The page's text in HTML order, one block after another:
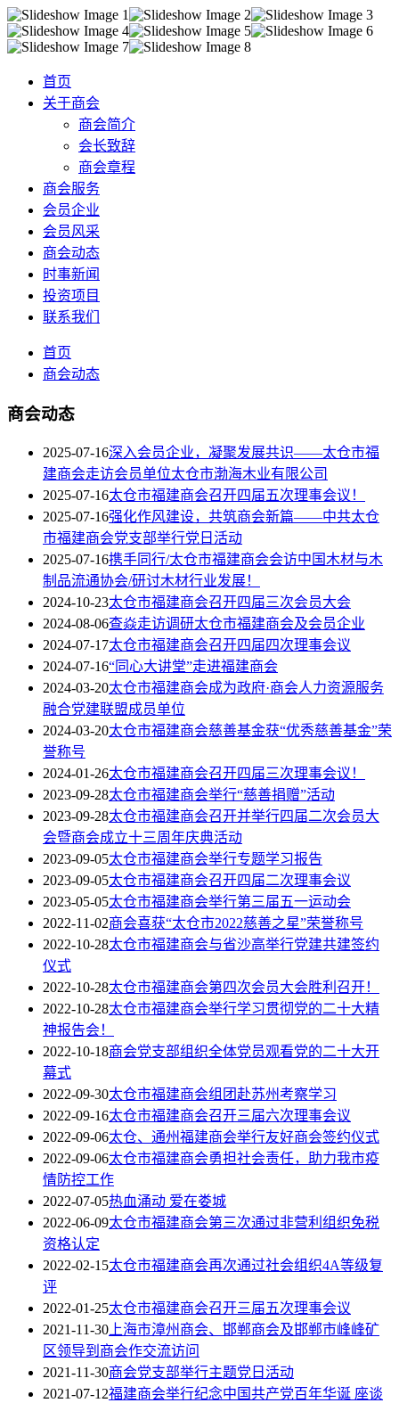
首页
关于商会
商会简介
会长致辞
商会章程
商会服务
会员企业
会员风采
商会动态
时事新闻
投资项目
联系我们
首页
商会动态
商会动态
2025-07-16深入会员企业，凝聚发展共识——太仓市福
建商会走访会员单位太仓市渤海木业有限公司
2025-07-16太仓市福建商会召开四届五次理事会议！
2025-07-16强化作风建设，共筑商会新篇——中共太仓
市福建商会党支部举行党日活动
2025-07-16携手同行/太仓市福建商会会访中国木材与木
制品流通协会/研讨木材行业发展！
2024-10-23太仓市福建商会召开四届三次会员大会
2024-08-06查焱走访调研太仓市福建商会及会员企业
2024-07-17太仓市福建商会召开四届四次理事会议
2024-07-16“同心大讲堂”走进福建商会
2024-03-20太仓市福建商会成为政府·商会人力资源服务
融合党建联盟成员单位
2024-03-20太仓市福建商会慈善基金获“优秀慈善基金”荣
誉称号
2024-01-26太仓市福建商会召开四届三次理事会议！
2023-09-28太仓市福建商会举行“慈善捐赠”活动
2023-09-28太仓市福建商会召开并举行四届二次会员大
会暨商会成立十三周年庆典活动
2023-09-05太仓市福建商会举行专题学习报告
2023-09-05太仓市福建商会召开四届二次理事会议
2023-05-05太仓市福建商会举行第三届五一运动会
2022-11-02商会喜获“太仓市2022慈善之星”荣誉称号
2022-10-28太仓市福建商会与省沙高举行党建共建签约
仪式
2022-10-28太仓市福建商会第四次会员大会胜利召开！
2022-10-28太仓市福建商会举行学习贯彻党的二十大精
神报告会！
2022-10-18商会党支部组织全体党员观看党的二十大开
幕式
2022-09-30太仓市福建商会组团赴苏州考察学习
2022-09-16太仓市福建商会召开三届六次理事会议
2022-09-06太仓、通州福建商会举行友好商会签约仪式
2022-09-06太仓市福建商会勇担社会责任，助力我市疫
情防控工作
2022-07-05热血涌动 爱在娄城
2022-06-09太仓市福建商会第三次通过非营利组织免税
资格认定
2022-02-15太仓市福建商会再次通过社会组织4A等级复
评
2022-01-25太仓市福建商会召开三届五次理事会议
2021-11-30上海市漳州商会、邯郸商会及邯郸市峰峰矿
区领导到商会作交流访问
2021-11-30商会党支部举行主题党日活动
2021-07-12福建商会举行纪念中国共产党百年华诞 座谈